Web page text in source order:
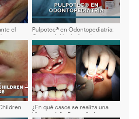
el
y
Pulpotec® en Odontopediatría:
Composición, indicaciones,
protocolo y ventajas clínicas
¿En qué casos se realiza una
Ulectomía? - Procedimiento